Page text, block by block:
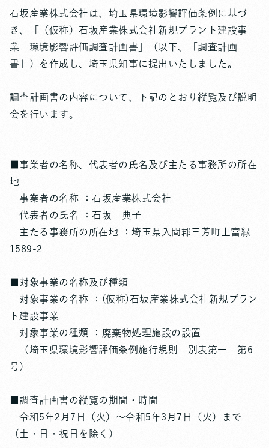
石坂産業株式会社は、埼玉県環境影響評価条例に基づ
き、「（仮称）石坂産業株式会社新規プラント建設事
業 環境影響評価調査計画書」（以下、「調査計画
書」）を作成し、埼玉県知事に提出いたしました。
調査計画書の内容について、下記のとおり縦覧及び説明
会を行います。
■事業者の名称、代表者の氏名及び主たる事務所の所在
地
事業者の名称 ：石坂産業株式会社
代表者の氏名 ：石坂 典子
主たる事務所の所在地 ：埼玉県入間郡三芳町上富緑
1589-2
■対象事業の名称及び種類
対象事業の名称 ：(仮称)石坂産業株式会社新規プラン
ト建設事業
対象事業の種類 ：廃棄物処理施設の設置
（埼玉県環境影響評価条例施行規則 別表第一 第6
号）
■調査計画書の縦覧の期間・時間
令和5年2月7日（火）～令和5年3月7日（火）まで
（土・日・祝日を除く）